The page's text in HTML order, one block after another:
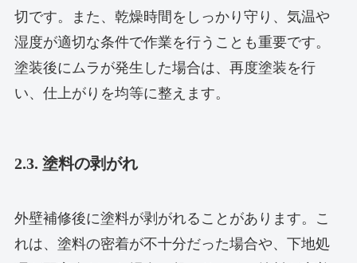
切です。また、乾燥時間をしっかり守り、気温や
湿度が適切な条件で作業を行うことも重要です。
塗装後にムラが発生した場合は、再度塗装を行
い、仕上がりを均等に整えます。
2.3. 塗料の剥がれ
外壁補修後に塗料が剥がれることがあります。こ
れは、塗料の密着が不十分だった場合や、下地処